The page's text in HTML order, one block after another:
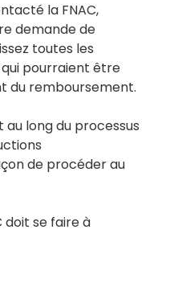
la FNAC,
demande de
toutes les
pourraient être
du remboursement.
au long du processus
de procéder au
doit se faire à